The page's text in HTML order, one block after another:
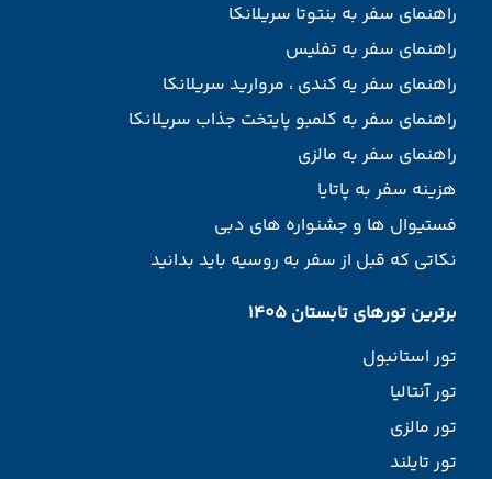
راهنمای سفر به بنتوتا سریلانکا
راهنمای سفر به تفلیس
راهنمای سفر یه کندی ، مروارید سریلانکا
راهنمای سفر به کلمبو پایتخت جذاب سریلانکا
راهنمای سفر به مالزی
هزینه سفر به پاتایا
فستیوال ها و جشنواره های دبی
نکاتی که قبل از سفر به روسیه باید بدانید
برترین تورهای تابستان 1405
تور استانبول
تور آنتالیا
تور مالزی
تور تایلند